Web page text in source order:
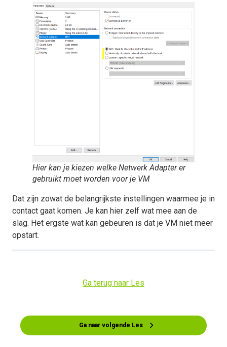
Hier kan je kiezen welke Netwerk Adapter er
gebruikt moet worden voor je VM
Dat zijn zowat de belangrijkste instellingen waarmee je in
contact gaat komen. Je kan hier zelf wat mee aan de
slag. Het ergste wat kan gebeuren is dat je VM niet meer
opstart.
Ga terug naar Les
Ga naar volgende Les